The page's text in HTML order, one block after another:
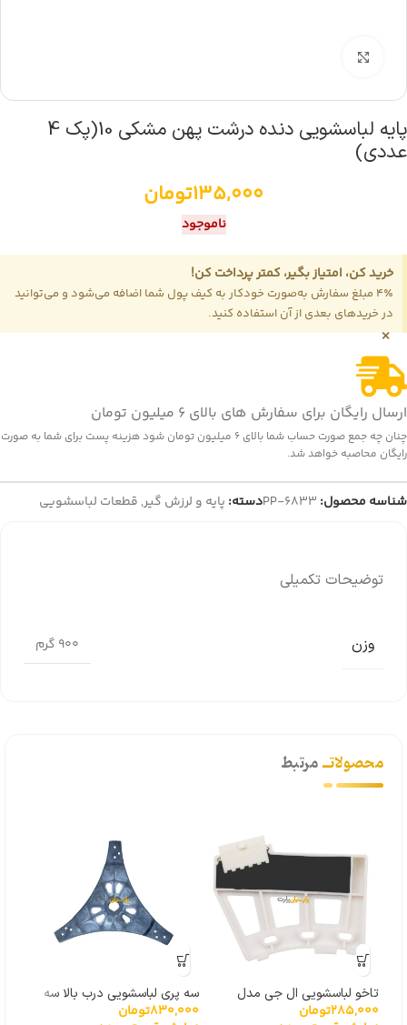
پایه لباسشویی دنده درشت پهن مشکی 10(پک 4
عددی)
135,000تومان
ناموجود
خرید کن، امتیاز بگیر، کمتر پرداخت کن!
4٪ مبلغ سفارش به‌صورت خودکار به کیف پول شما اضافه می‌شود و می‌توانید
در خریدهای بعدی از آن استفاده کنید.
×
ارسال رایگان برای سفارش های بالای 6 میلیون تومان
چنان چه جمع صورت حساب شما بالای 6 میلیون تومان شود هزینه پست برای شما به صورت
رایگان محاصبه خواهد شد.
شناسه محصول: PP-6833دسته: پایه و لرزش گیر, قطعات لباسشویی
توضیحات تکمیلی
وزن 900 گرم
محصولاتــمرتبط
تاخو لباسشویی ال جی مدل
گیربکسی 6501KW2001A
285,000تومان
سه پری لباسشویی درب بالا سه
پیچ
830,000تومان